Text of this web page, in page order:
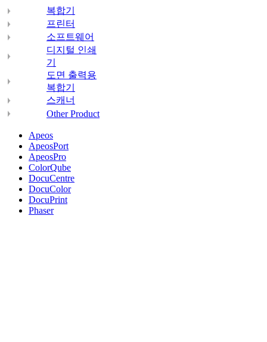
복합기
프린터
소프트웨어
디지털 인쇄
기
도면 출력용
복합기
스캐너
Other Product
Apeos
ApeosPort
ApeosPro
ColorQube
DocuCentre
DocuColor
DocuPrint
Phaser